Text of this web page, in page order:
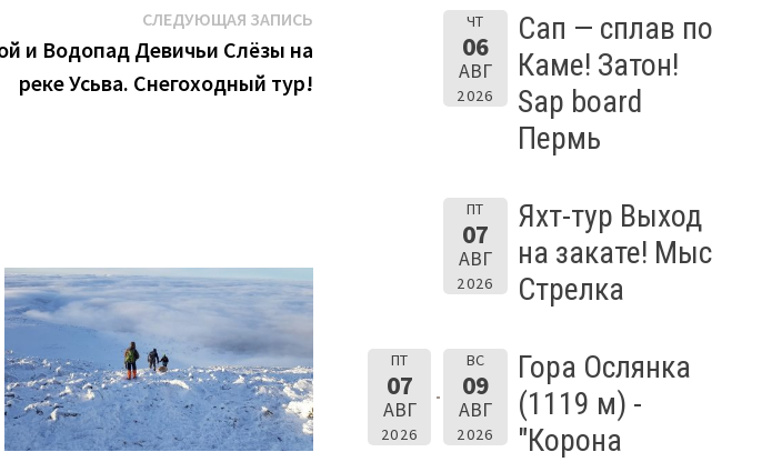
СЛЕДУЮЩАЯ ЗАПИСЬСледующая
запись:
и Водопад Девичьи Слёзы на
реке Усьва. Снегоходный тур!
ЧТ
06
АВГ
2026
Сап — сплав по
Каме! Затон!
Sap board
Пермь
ПТ
07
АВГ
2026
Яхт-тур Выход
на закате! Мыс
Стрелка
ПТ
07
АВГ
2026
ВС
09
АВГ
2026
Гора Ослянка
(1119 м) -
"Корона